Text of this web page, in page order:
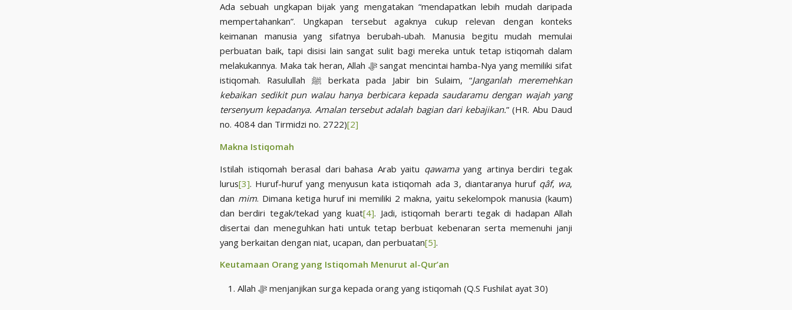
Ada sebuah ungkapan bijak yang mengatakan “mendapatkan lebih mudah daripada
mempertahankan”. Ungkapan tersebut agaknya cukup relevan dengan konteks
keimanan manusia yang sifatnya berubah-ubah. Manusia begitu mudah memulai
perbuatan baik, tapi disisi lain sangat sulit bagi mereka untuk tetap istiqomah dalam
melakukannya. Maka tak heran, Allah ﷻ sangat mencintai hamba-Nya yang memiliki sifat
istiqomah. Rasulullah ﷺ berkata pada Jabir bin Sulaim, “Janganlah meremehkan
kebaikan sedikit pun walau hanya berbicara kepada saudaramu dengan wajah yang
tersenyum kepadanya. Amalan tersebut adalah bagian dari kebajikan.” (HR. Abu Daud
no. 4084 dan Tirmidzi no. 2722)[2]
Makna Istiqomah
Istilah istiqomah berasal dari bahasa Arab yaitu qawamayang artinya berdiri tegak
lurus[3]. Huruf-huruf yang menyusun kata istiqomah ada 3, diantaranya huruf qâf, wa,
dan mim. Dimana ketiga huruf ini memiliki 2 makna, yaitu sekelompok manusia (kaum)
dan berdiri tegak/tekad yang kuat[4]. Jadi, istiqomah berarti tegak di hadapan Allah
disertai dan meneguhkan hati untuk tetap berbuat kebenaran serta memenuhi janji
yang berkaitan dengan niat, ucapan, dan perbuatan[5].
Keutamaan Orang yang Istiqomah Menurut al-Qur’an
Allah ﷻ menjanjikan surga kepada orang yang istiqomah (Q.S Fushilat ayat 30)